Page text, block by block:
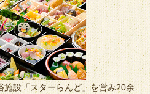
施設「スターらんど」を営み20余